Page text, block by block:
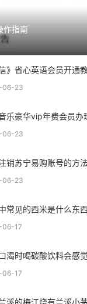
作指南
》省心英语会员开通
06-23
乐豪华vip年费会员办
06-23
销苏宁易购账号的方
06-23
常见的西米是什么东
06-17
渴时喝碳酸饮料会感
06-17
溪的梅江烧有兰溪小